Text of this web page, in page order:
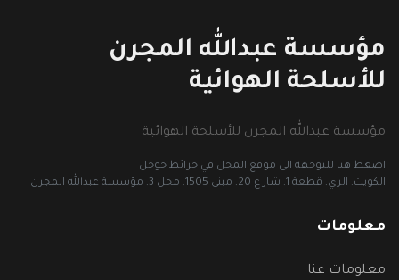
مؤسسة عبدالله المجرن
للأسلحة الهوائية
مؤسسة عبدالله المجرن للأسلحة الهوائية
اضغط هنا للتوجهة الى موقع المحل في خرائط جوجل
الكويت, الري, قطعة 1, شار ع 20, مبنى 1505, محل 3, مؤسسة عبدالله المجرن
معلومات
معلومات عنا